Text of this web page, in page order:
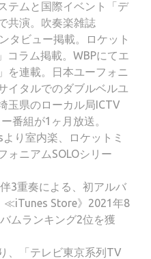
テムと国際イベント「デ
共演。吹奏楽雑誌
タビュー掲載。ロケット
コラム掲載。WBPにてエ
を連載。日本ユーフォニ
イタルでのダブルベルユ
玉県のローカル局ICTV
番組が1ヶ月放送。
り室内楽、ロケットミ
ォニアムSOLOシリー
3重奏による、初アルバ
≪iTunes Store》2021年8
ムランキング2位を獲
、「テレビ東京系列TV